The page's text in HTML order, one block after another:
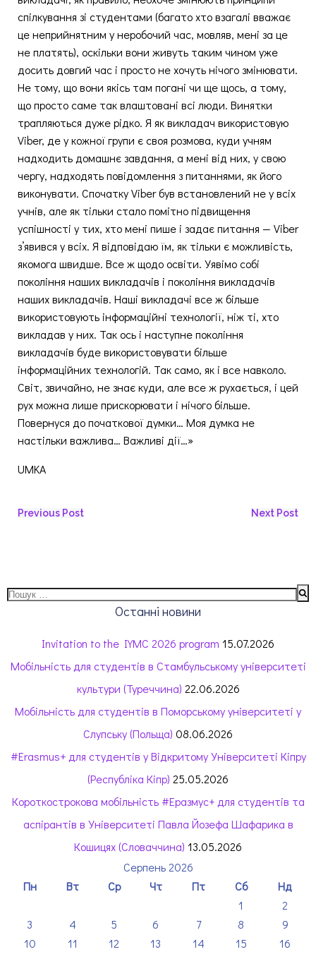
спілкування зі студентами (багато хто взагалі вважає
це неприйнятним у неробочий час, мовляв, мені за це
не платять), оскільки вони живуть таким чином уже
досить довгий час і просто не хочуть нічого змінювати.
Не тому, що вони якісь там погані чи ще щось, а тому,
що просто саме так влаштовані всі люди. Винятки
трапляються дуже рідко. Я як викладач використовую
Viber, де у кожної групи є своя розмова, куди учням
надходить домашнє завдання, а мені від них, у свою
чергу, надходять повідомлення з питаннями, як його
виконувати. Спочатку Viber був встановлений не у всіх
учнів, але як тільки стало помітно підвищення
успішності у тих, хто мені пише і задає питання — Viber
з’явився у всіх. Я відповідаю їм, як тільки є можливість,
якомога швидше. Все ж щодо освіти. Уявімо собі
покоління наших викладачів і покоління викладачів
наших викладачів. Наші викладачі все ж більше
використовують інформаційні технології, ніж ті, хто
викладав у них. Так ось і наступне покоління
викладачів буде використовувати більше
інформаційних технологій. Так само, як і все навколо.
Світ, звичайно, не знає куди, але все ж рухається, і цей
рух можна лише прискорювати і нічого більше.
Повернуся до початкової думки… Моя думка не
настільки важлива… Важливі дії…»
UMKA
Навігація
Previous Post
Навігація
Next Post
Пошук:
Останні новини
Invitation to the IYMC 2026 program 15.07.2026
Мобільність для студентів в Стамбульському університеті
культури (Туреччина) 22.06.2026
Мобільність для студентів в Поморському університеті у
Слупську (Польща) 08.06.2026
#Erasmus+ для студентів у Відкритому Університеті Кіпру
(Республіка Кіпр) 25.05.2026
Короткострокова мобільність #Еразмус+ для студентів та
аспірантів в Університеті Павла Йозефа Шафарика в
Кошицях (Словаччина) 13.05.2026
Серпень 2026
Пн
Вт Ср Чт Пт Сб
Нд
1
2
3
4 5 6 7 8
9
10
11 12 13 14 15
16